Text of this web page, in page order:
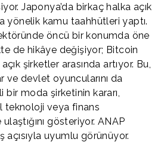
Japonya’da birkaç halka açık
yönelik kamu taahhütleri yaptı.
öncü bir konumda öne
de hikâye değişiyor; Bitcoin
şirketler arasında artıyor. Bu,
ve devlet oyuncularını da
bir moda şirketinin kararı,
teknoloji veya finans
gösteriyor. ANAP
açısıyla uyumlu görünüyor.